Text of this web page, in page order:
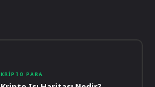
KRIPTO PARA